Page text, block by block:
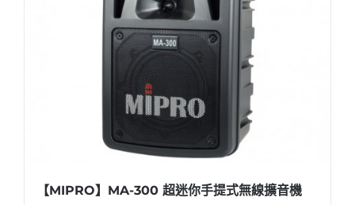
【MIPRO】MA-300 超迷你手提式無線擴音機